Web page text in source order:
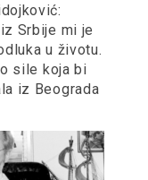
Srbije mi je
u životu.
sile koja bi
iz Beograda